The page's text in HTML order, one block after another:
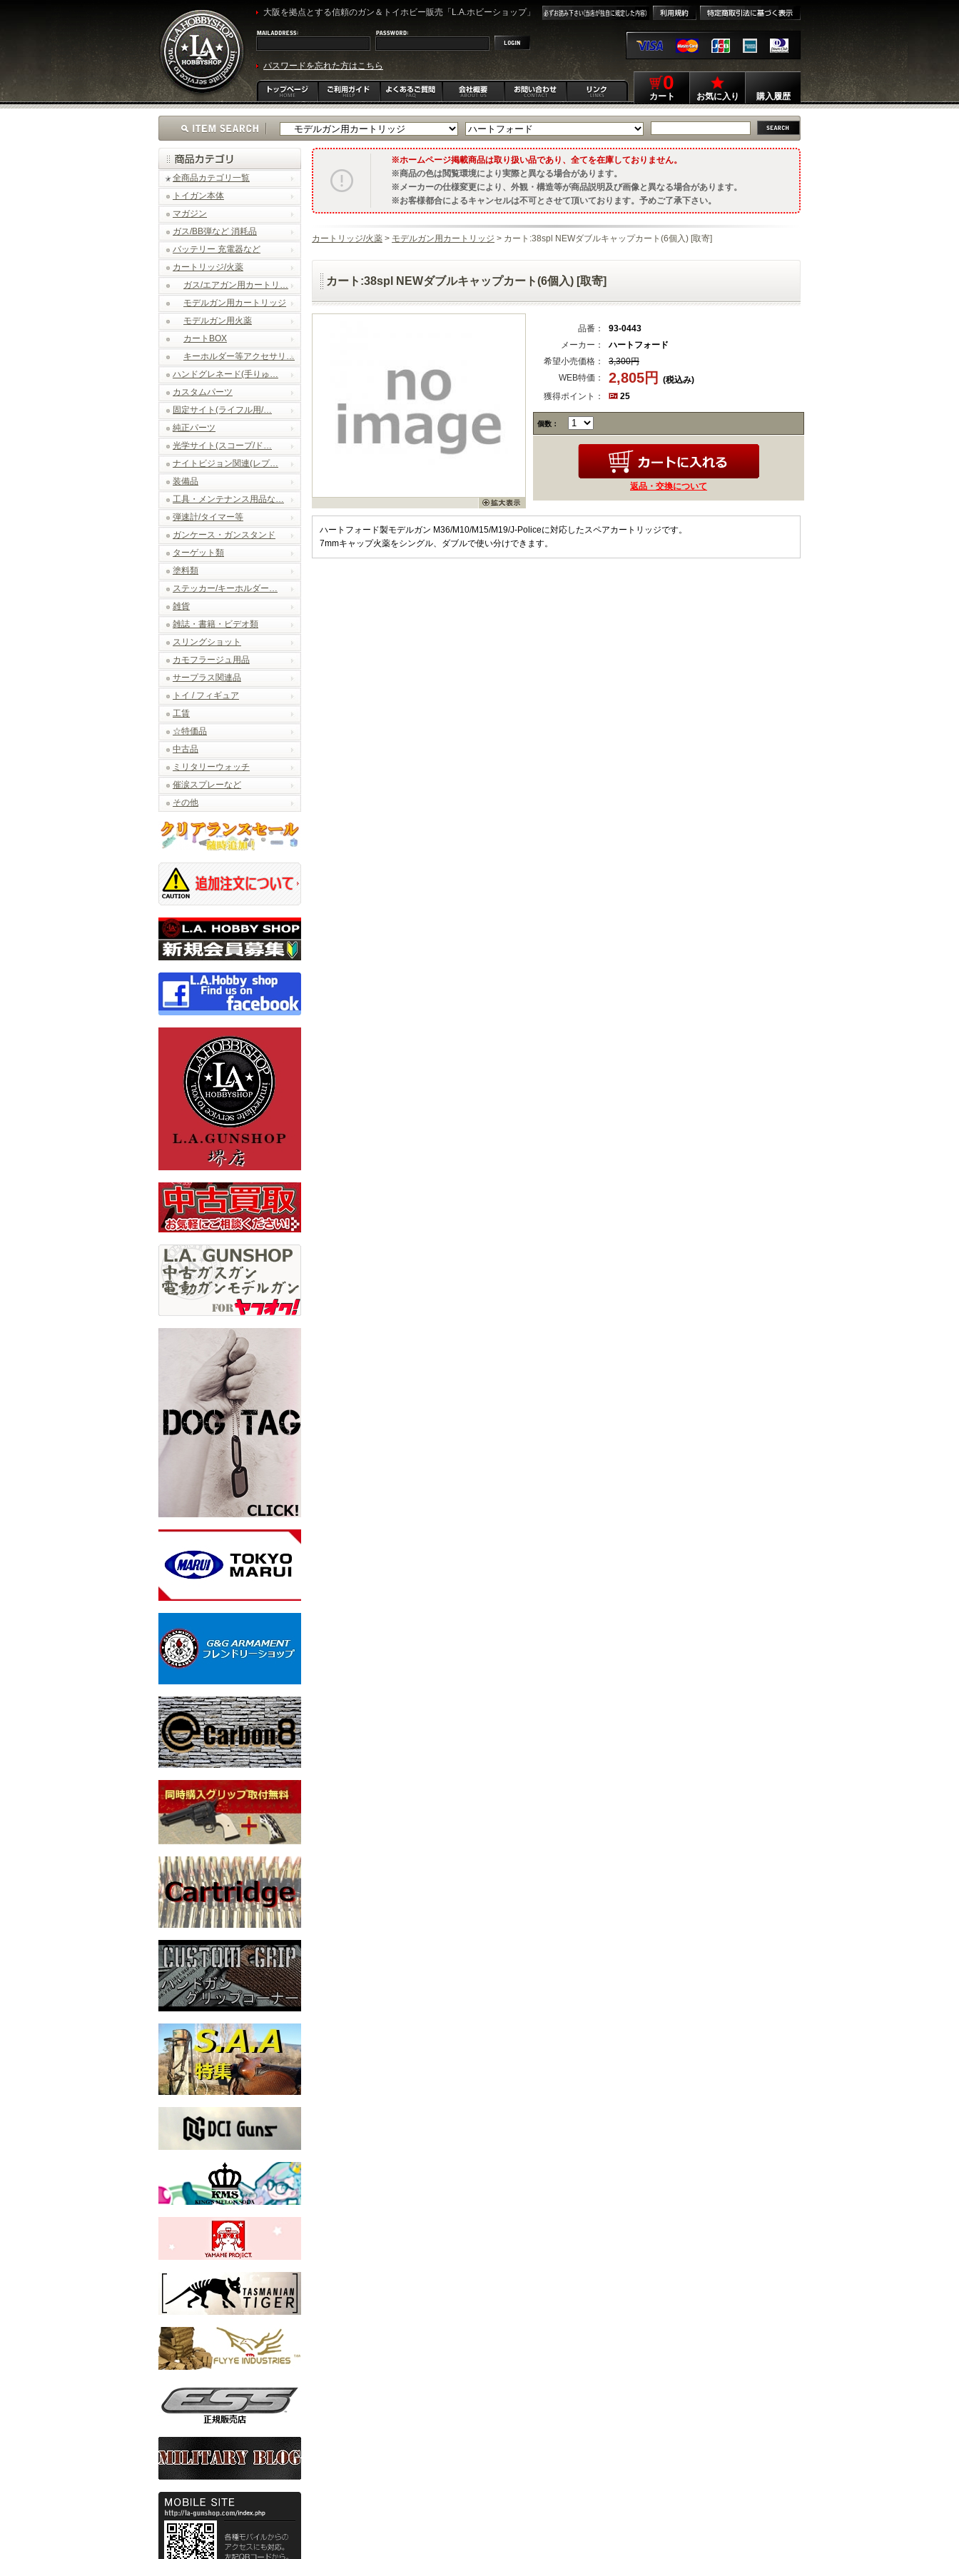
大阪を拠点とする信頼のガン＆トイホビー販売「L.A.ホビーショップ」
パスワードを忘れた方はこちら
0
カート お気に入り 購入履歴
全商品カテゴリ一覧
トイガン本体
マガジン
ガス/BB弾など 消耗品
バッテリー 充電器など
カートリッジ/火薬
ガス/エアガン用カートリ…
モデルガン用カートリッジ
モデルガン用火薬
カートBOX
キーホルダー等アクセサリ…
ハンドグレネード(手りゅ…
カスタムパーツ
固定サイト(ライフル用/…
純正パーツ
光学サイト(スコープ/ド…
ナイトビジョン関連(レプ…
装備品
工具・メンテナンス用品な…
弾速計/タイマー等
ガンケース・ガンスタンド
ターゲット類
塗料類
ステッカー/キーホルダー…
雑貨
雑誌・書籍・ビデオ類
スリングショット
カモフラージュ用品
サープラス関連品
トイ / フィギュア
工賃
☆特価品
中古品
ミリタリーウォッチ
催涙スプレーなど
その他
ホームページ掲載商品は取り扱い品であり、全てを在庫しておりません。
商品の色は閲覧環境により実際と異なる場合があります。
メーカーの仕様変更により、外観・構造等が商品説明及び画像と異なる場合があります。
お客様都合によるキャンセルは不可とさせて頂いております。予めご了承下さい。
カートリッジ/火薬 > モデルガン用カートリッジ > カート:38spl NEWダブルキャップカート(6個入) [取寄]
カート:38spl NEWダブルキャップカート(6個入) [取寄]
品番：
93-0443
メーカー：
ハートフォード
希望小売価格：
3,300円
WEB特価：
2,805円
(税込み)
獲得ポイント：
25
個数：
返品・交換について
ハートフォード製モデルガン M36/M10/M15/M19/J-Policeに対応したスペアカートリッジです。
7mmキャップ火薬をシングル、ダブルで使い分けできます。